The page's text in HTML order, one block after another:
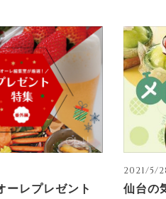
ーレプレゼント
2021/5/
仙台の